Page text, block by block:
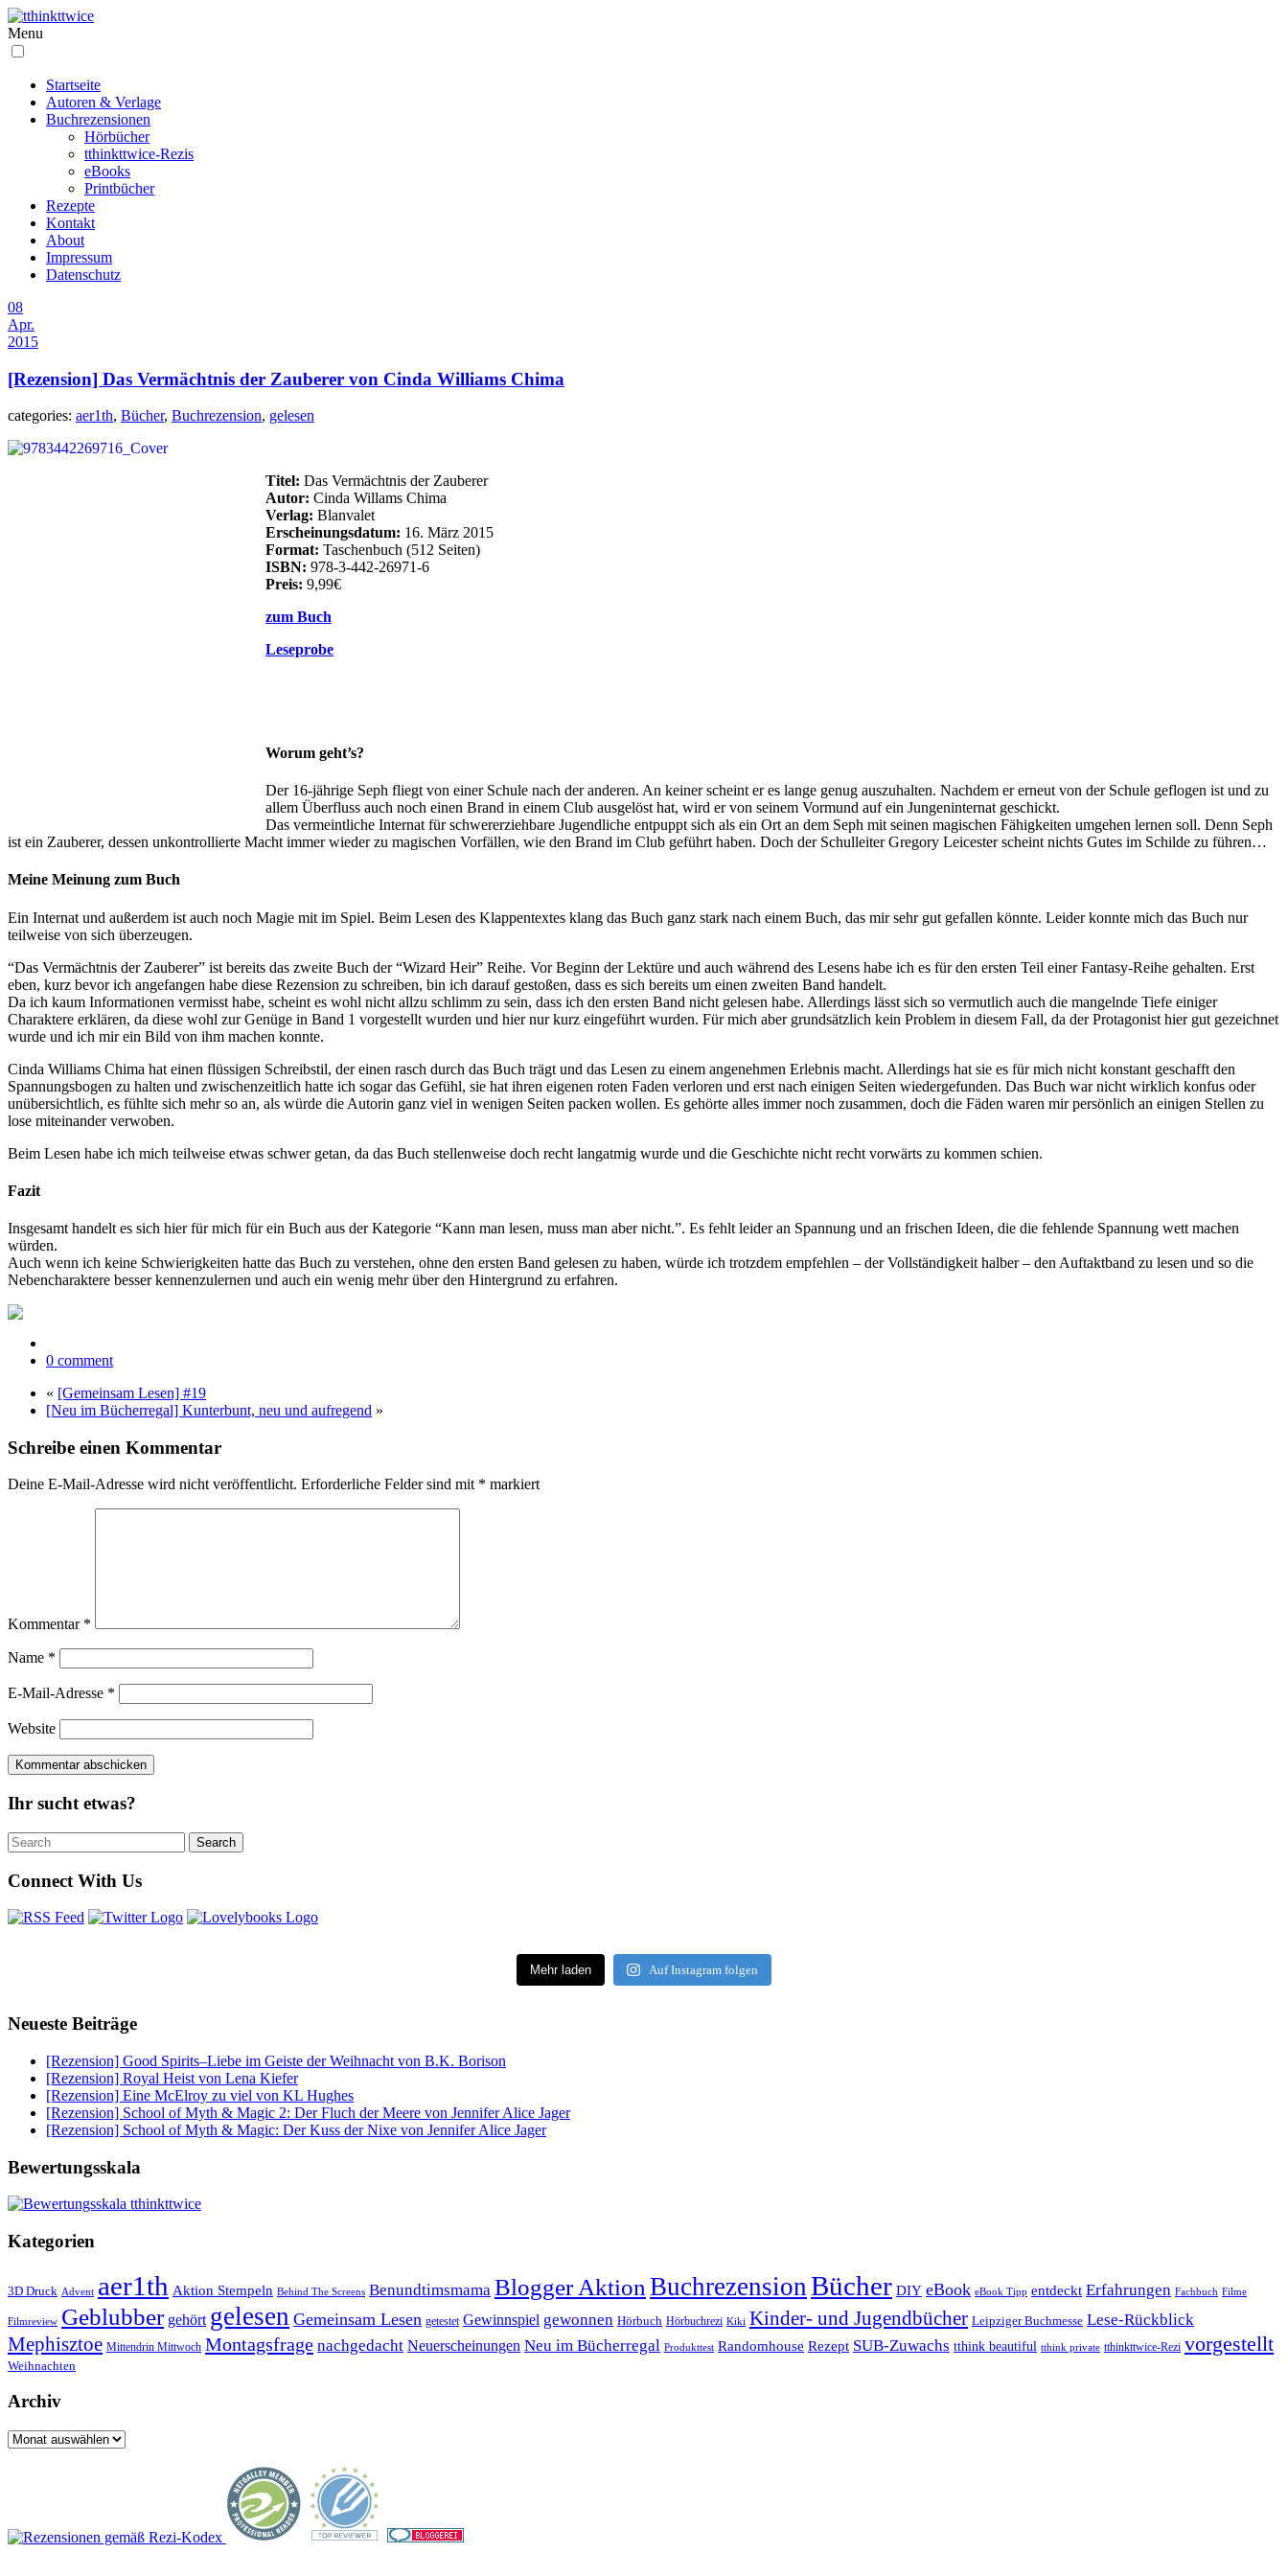
Menu
Startseite
Autoren & Verlage
Buchrezensionen
Hörbücher
tthinkttwice-Rezis
eBooks
Printbücher
Rezepte
Kontakt
About
Impressum
Datenschutz
08
Apr.
2015
[Rezension] Das Vermächtnis der Zauberer von Cinda Williams Chima
categories: aer1th, Bücher, Buchrezension, gelesen
Titel: Das Vermächtnis der Zauberer
Autor: Cinda Willams Chima
Verlag: Blanvalet
Erscheinungsdatum: 16. März 2015
Format: Taschenbuch (512 Seiten)
ISBN: 978-3-442-26971-6
Preis: 9,99€
zum Buch
Leseprobe
Worum geht’s?
Der 16-jährige Seph fliegt von einer Schule nach der anderen. An keiner scheint er es lange genug auszuhalten. Nachdem er erneut von der Schule geflogen ist und zu
allem Überfluss auch noch einen Brand in einem Club ausgelöst hat, wird er von seinem Vormund auf ein Jungeninternat geschickt.
Das vermeintliche Internat für schwererziehbare Jugendliche entpuppt sich als ein Ort an dem Seph mit seinen magischen Fähigkeiten umgehen lernen soll. Denn Seph
ist ein Zauberer, dessen unkontrollierte Macht immer wieder zu magischen Vorfällen, wie den Brand im Club geführt haben. Doch der Schulleiter Gregory Leicester scheint nichts Gutes im Schilde zu führen…
Meine Meinung zum Buch
Ein Internat und außerdem ist auch noch Magie mit im Spiel. Beim Lesen des Klappentextes klang das Buch ganz stark nach einem Buch, das mir sehr gut gefallen könnte. Leider konnte mich das Buch nur
teilweise von sich überzeugen.
“Das Vermächtnis der Zauberer” ist bereits das zweite Buch der “Wizard Heir” Reihe. Vor Beginn der Lektüre und auch während des Lesens habe ich es für den ersten Teil einer Fantasy-Reihe gehalten. Erst
eben, kurz bevor ich angefangen habe diese Rezension zu schreiben, bin ich darauf gestoßen, dass es sich bereits um einen zweiten Band handelt.
Da ich kaum Informationen vermisst habe, scheint es wohl nicht allzu schlimm zu sein, dass ich den ersten Band nicht gelesen habe. Allerdings lässt sich so vermutlich auch die mangelnde Tiefe einiger
Charaktere erklären, da diese wohl zur Genüge in Band 1 vorgestellt wurden und hier nur kurz eingeführt wurden. Für mich aber grundsätzlich kein Problem in diesem Fall, da der Protagonist hier gut gezeichnet
wurde und ich mir ein Bild von ihm machen konnte.
Cinda Williams Chima hat einen flüssigen Schreibstil, der einen rasch durch das Buch trägt und das Lesen zu einem angenehmen Erlebnis macht. Allerdings hat sie es für mich nicht konstant geschafft den
Spannungsbogen zu halten und zwischenzeitlich hatte ich sogar das Gefühl, sie hat ihren eigenen roten Faden verloren und erst nach einigen Seiten wiedergefunden. Das Buch war nicht wirklich konfus oder
unübersichtlich, es fühlte sich mehr so an, als würde die Autorin ganz viel in wenigen Seiten packen wollen. Es gehörte alles immer noch zusammen, doch die Fäden waren mir persönlich an einigen Stellen zu
lose miteinander verwoben.
Beim Lesen habe ich mich teilweise etwas schwer getan, da das Buch stellenweise doch recht langatmig wurde und die Geschichte nicht recht vorwärts zu kommen schien.
Fazit
Insgesamt handelt es sich hier für mich für ein Buch aus der Kategorie “Kann man lesen, muss man aber nicht.”. Es fehlt leider an Spannung und an frischen Ideen, die die fehlende Spannung wett machen
würden.
Auch wenn ich keine Schwierigkeiten hatte das Buch zu verstehen, ohne den ersten Band gelesen zu haben, würde ich trotzdem empfehlen – der Vollständigkeit halber – den Auftaktband zu lesen und so die
Nebencharaktere besser kennenzulernen und auch ein wenig mehr über den Hintergrund zu erfahren.
0 comment
« [Gemeinsam Lesen] #19
[Neu im Bücherregal] Kunterbunt, neu und aufregend »
Schreibe einen Kommentar
Deine E-Mail-Adresse wird nicht veröffentlicht. Erforderliche Felder sind mit * markiert
Kommentar *
Name *
E-Mail-Adresse *
Website
Ihr sucht etwas?
Search
for:
Search
Connect With Us
Mehr laden Auf Instagram folgen
Neueste Beiträge
[Rezension] Good Spirits–Liebe im Geiste der Weihnacht von B.K. Borison
[Rezension] Royal Heist von Lena Kiefer
[Rezension] Eine McElroy zu viel von KL Hughes
[Rezension] School of Myth & Magic 2: Der Fluch der Meere von Jennifer Alice Jager
[Rezension] School of Myth & Magic: Der Kuss der Nixe von Jennifer Alice Jager
Bewertungsskala
Kategorien
3D Druck Advent aer1th Aktion Stempeln Behind The Screens Benundtimsmama Blogger Aktion Buchrezension Bücher DIY eBook eBook Tipp entdeckt Erfahrungen Fachbuch Filme
Filmreview Geblubber gehört gelesen Gemeinsam Lesen getestet Gewinnspiel gewonnen Hörbuch Hörbuchrezi Kiki Kinder- und Jugendbücher Leipziger Buchmesse Lese-Rückblick
Mephisztoe Mittendrin Mittwoch Montagsfrage nachgedacht Neuerscheinungen Neu im Bücherregal Produkttest Randomhouse Rezept SUB-Zuwachs tthink beautiful tthink private tthinkttwice-Rezi vorgestellt
Weihnachten
Archiv
Archiv